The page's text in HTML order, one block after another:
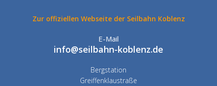
Zur offiziellen Webseite der Seilbahn Koblenz
E-Mail
info@seilbahn-koblenz.de
Bergstation
Greiffenklaustraße